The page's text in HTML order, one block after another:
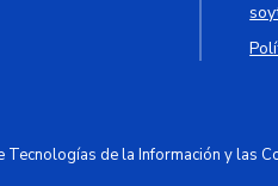
de la Información y las